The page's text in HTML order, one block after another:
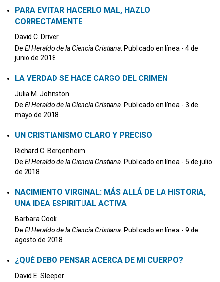
PARA EVITAR HACERLO MAL, HAZLO
CORRECTAMENTE
David C. Driver
De El Heraldo de la Ciencia Cristiana . Publicado en línea - 4 de
junio de 2018
LA VERDAD SE HACE CARGO DEL CRIMEN
Julia M. Johnston
De El Heraldo de la Ciencia Cristiana . Publicado en línea - 3 de
mayo de 2018
UN CRISTIANISMO CLARO Y PRECISO
Richard C. Bergenheim
De El Heraldo de la Ciencia Cristiana . Publicado en línea - 5 de julio
de 2018
NACIMIENTO VIRGINAL: MÁS ALLÁ DE LA HISTORIA,
UNA IDEA ESPIRITUAL ACTIVA
Barbara Cook
De El Heraldo de la Ciencia Cristiana . Publicado en línea - 9 de
agosto de 2018
¿QUÉ DEBO PENSAR ACERCA DE MI CUERPO?
David E. Sleeper